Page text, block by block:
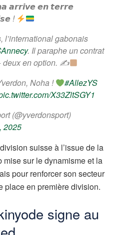
𝙖𝙧𝙧𝙞𝙫𝙚 𝙚𝙣 𝙩𝙚𝙧𝙧𝙚
!
l’international gabonais
. Il paraphe un contrat
deux en option. ✍
Noha !
#AllezYS
X33ZltSGY1
(@yverdonsport)
2025
suisse à l’issue de la
sur le dynamisme et la
pour renforcer son secteur
place en première division.
signe au